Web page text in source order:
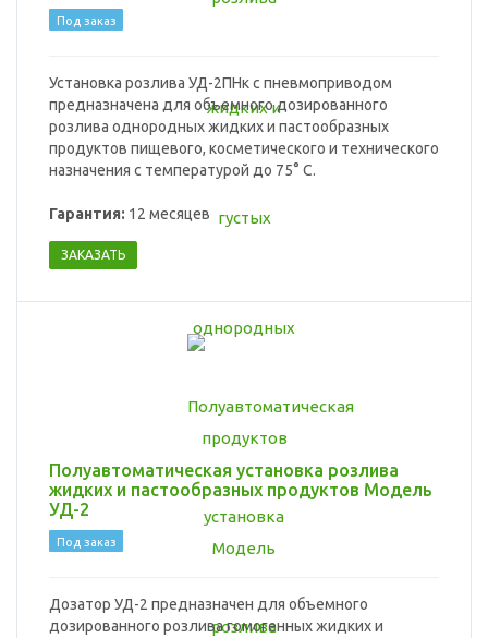
Под заказ
Установка розлива УД-2ПНк с пневмоприводом
предназначена для объемного дозированного
розлива однородных жидких и пастообразных
продуктов пищевого, косметического и технического
назначения с температурой до 75° С.
Гарантия: 12 месяцев
ЗАКАЗАТЬ
Полуавтоматическая установка розлива
жидких и пастообразных продуктов Модель
УД-2
Под заказ
Дозатор УД-2 предназначен для объемного
дозированного розлива гомогенных жидких и